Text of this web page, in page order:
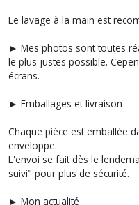
Le lavage à la main est
► Mes photos sont toutes
le plus justes possible.
écrans.
► Emballages et livraison
Chaque pièce est emballée
enveloppe.
L'envoi se fait dès le
suivi" pour plus de sécurité.
► Mon actualité